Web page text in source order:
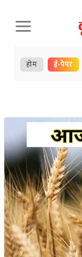
Skip
to
content
होम ई-पेपर